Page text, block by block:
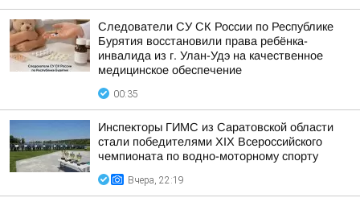
Следователи СУ СК России по Республике
Бурятия восстановили права ребёнка-
инвалида из г. Улан-Удэ на качественное
медицинское обеспечение
00:35
Инспекторы ГИМС из Саратовской области
стали победителями XIX Всероссийского
чемпионата по водно-моторному спорту
Вчера, 22:19